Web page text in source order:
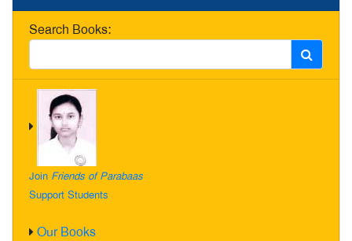
Search Books:
Join Friends of Parabaas
Support Students
Our Books